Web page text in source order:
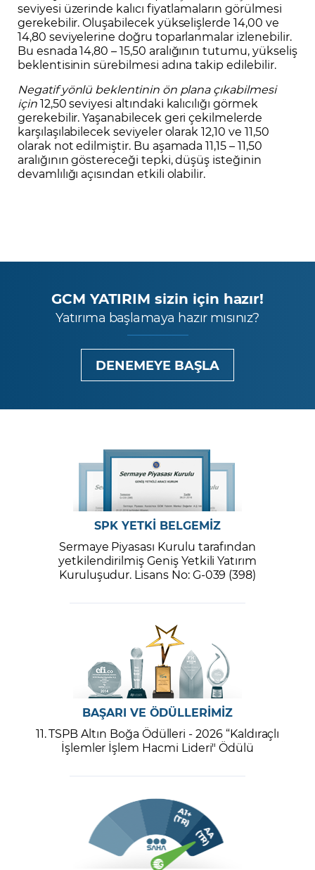
seviyesi üzerinde kalıcı fiyatlamaların görülmesi
gerekebilir. Oluşabilecek yükselişlerde 14,00 ve
14,80 seviyelerine doğru toparlanmalar izlenebilir.
Bu esnada 14,80 – 15,50 aralığının tutumu, yükseliş
beklentisinin sürebilmesi adına takip edilebilir.
Negatif yönlü beklentinin ön plana çıkabilmesi
için12,50 seviyesi altındaki kalıcılığı görmek
gerekebilir. Yaşanabilecek geri çekilmelerde
karşılaşılabilecek seviyeler olarak 12,10 ve 11,50
olarak not edilmiştir. Bu aşamada 11,15 – 11,50
aralığının göstereceği tepki, düşüş isteğinin
devamlılığı açısından etkili olabilir.
GCM YATIRIM sizin için hazır!
Yatırıma başlamaya hazır mısınız?
DENEMEYE BAŞLA
SPK YETKİ BELGEMİZ
Sermaye Piyasası Kurulu tarafından
yetkilendirilmiş Geniş Yetkili Yatırım
Kuruluşudur. Lisans No: G-039 (398)
BAŞARI VE ÖDÜLLERİMİZ
11. TSPB Altın Boğa Ödülleri - 2026 “Kaldıraçlı
İşlemler İşlem Hacmi Lideri" Ödülü